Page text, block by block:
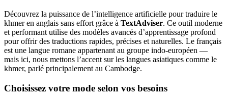
Découvrez la puissance de l’intelligence artificielle pour traduire le
khmer en anglais sans effort grâce à TextAdviser. Ce outil moderne
et performant utilise des modèles avancés d’apprentissage profond
pour offrir des traductions rapides, précises et naturelles. Le français
est une langue romane appartenant au groupe indo-européen —
mais ici, nous mettons l’accent sur les langues asiatiques comme le
khmer, parlé principalement au Cambodge.
Choisissez votre mode selon vos besoins